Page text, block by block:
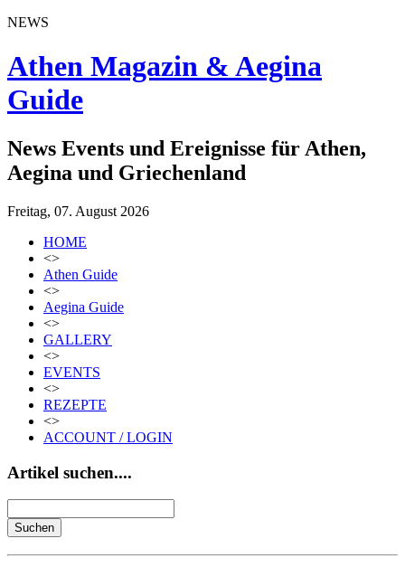
NEWS
Athen Magazin & Aegina
Guide
News Events und Ereignisse für Athen,
Aegina und Griechenland
Freitag, 07. August 2026
HOME
<>
Athen Guide
<>
Aegina Guide
<>
GALLERY
<>
EVENTS
<>
REZEPTE
<>
ACCOUNT / LOGIN
Artikel suchen....